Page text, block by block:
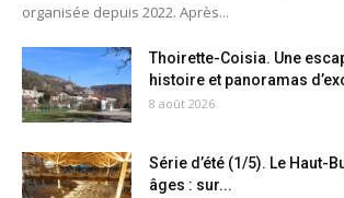
organisée depuis 2022. Après...
Thoirette-Coisia. Une
histoire et panoramas
8 août 2026
Série d’été (1/5). Le Haut-
âges : sur...